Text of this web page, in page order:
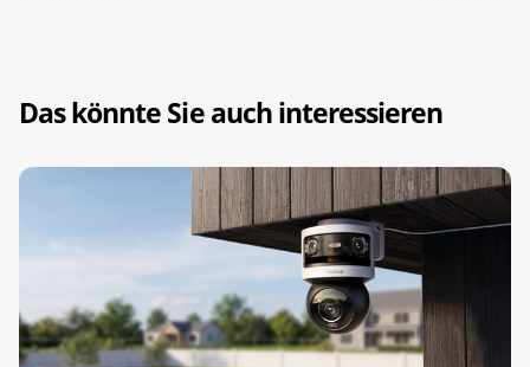
Das könnte Sie auch interessieren